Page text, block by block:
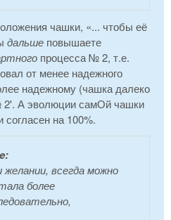
чашки, «... чтобы её
дальше повышаете
процесса № 2, т.е.
от менее надежного
надежному (чашка далеко
2'. А эволюции самОй чашки
согласен на 100%.
желании, всегда можно
более